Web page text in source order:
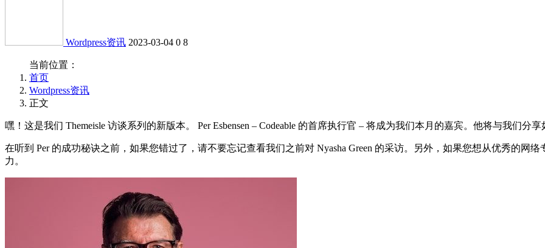
Wordpress资讯 2023-03-04 0 8
当前位置：
首页
Wordpress资讯
正文
嘿！这是我们 Themeisle 访谈系列的新版本。 Per Esbensen – Codeable 的首席执行官 – 将成为我们本月的嘉宾。他将与我们分
在听到 Per 的成功秘诀之前，如果您错过了，请不要忘记查看我们之前对 Nyasha Green 的采访。另外，如果您想从优秀的网
力。